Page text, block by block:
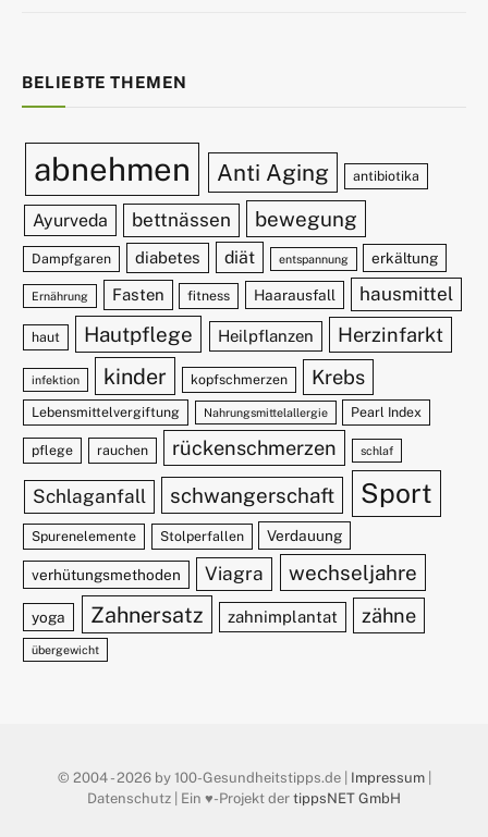
BELIEBTE THEMEN
abnehmen Anti Aging antibiotika
Ayurveda bettnässen bewegung
Dampfgaren diabetes diät entspannung erkältung
Ernährung Fasten fitness Haarausfall hausmittel
haut Hautpflege Heilpflanzen Herzinfarkt
infektion kinder kopfschmerzen Krebs
Lebensmittelvergiftung Nahrungsmittelallergie Pearl Index
pflege rauchen rückenschmerzen schlaf
Schlaganfall schwangerschaft Sport
Spurenelemente Stolperfallen Verdauung
verhütungsmethoden Viagra wechseljahre
yoga Zahnersatz zahnimplantat zähne
übergewicht
© 2004 - 2026 by 100-Gesundheitstipps.de | Impressum|
Datenschutz | Ein ♥️-Projekt der tippsNET GmbH